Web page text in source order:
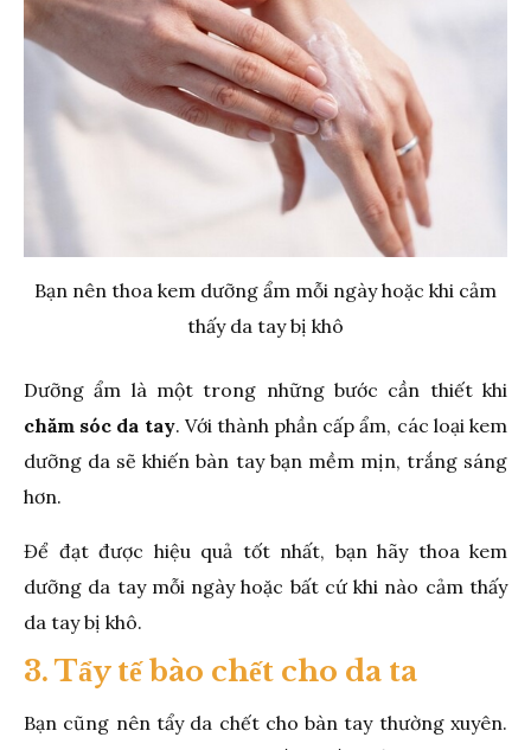
Bạn nên thoa kem dưỡng ẩm mỗi ngày hoặc khi cảm
thấy da tay bị khô
Dưỡng ẩm là một trong những bước cần thiết khi
chăm sóc da tay. Với thành phần cấp ẩm, các loại kem
dưỡng da sẽ khiến bàn tay bạn mềm mịn, trắng sáng
hơn.
Để đạt được hiệu quả tốt nhất, bạn hãy thoa kem
dưỡng da tay mỗi ngày hoặc bất cứ khi nào cảm thấy
da tay bị khô.
3. Tẩy tế bào chết cho da ta
Bạn cũng nên tẩy da chết cho bàn tay thường xuyên.